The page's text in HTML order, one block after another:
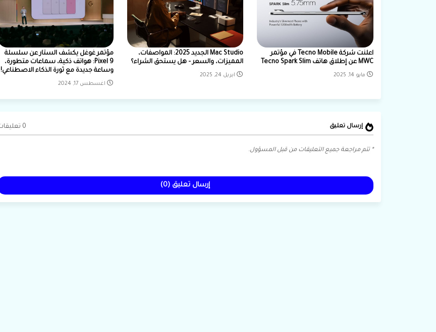
اعلنت شركة Tecno Mobile في مؤتمر
MWC عن إطلاق هاتف Tecno Spark Slim
مايو 14, 2025
Mac Studio الجديد 2025: المواصفات،
المميزات، والسعر – هل يستحق الشراء؟
ابريل 24, 2025
مؤتمر غوغل يكشف الستار عن سلسلة
Pixel 9: هواتف ذكية، سماعات متطورة،
وساعة جديدة مع ثورة الذكاء الاصطناعي!
اغسطس 17, 2024
إرسال تعليق 0 تعليقات
* تتم مراجعة جميع التعليقات من قبل المسؤول.
إرسال تعليق (0)